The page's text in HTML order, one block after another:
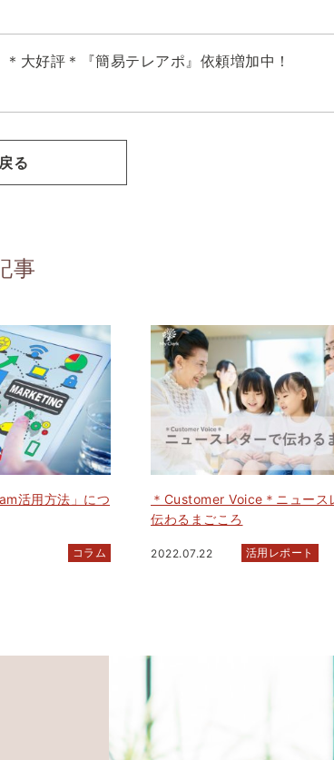
＊大好評＊『簡易テレアポ』依頼増加中！
る
事
活用方法」につ
コラム
＊Customer Voice＊ニュース
伝わるまごころ
2022.07.22 活用レポート